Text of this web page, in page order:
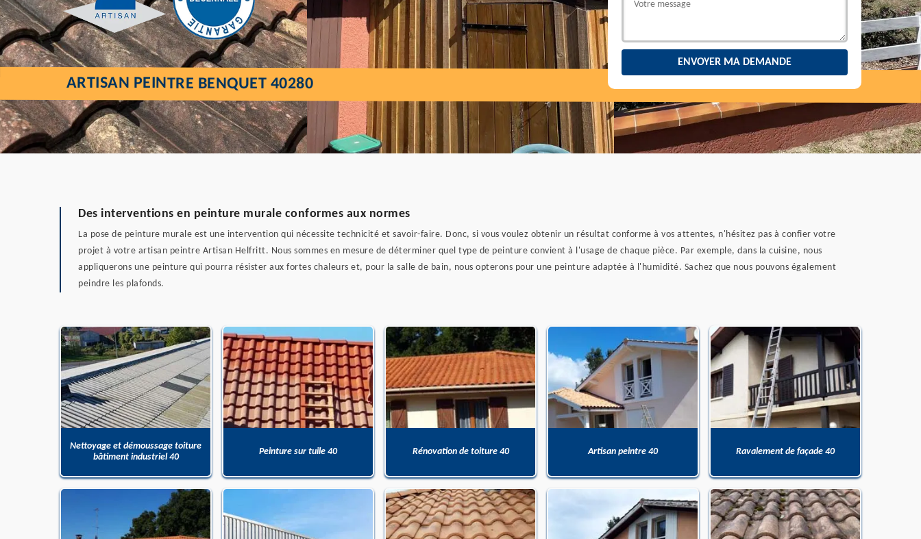
ARTISAN PEINTRE BENQUET 40280
Des interventions en peinture murale conformes aux normes
La pose de peinture murale est une intervention qui nécessite technicité et savoir-faire. Donc, si vous voulez obtenir un résultat conforme à vos attentes, n'hésitez pas à confier votre
projet à votre artisan peintre Artisan Helfritt. Nous sommes en mesure de déterminer quel type de peinture convient à l'usage de chaque pièce. Par exemple, dans la cuisine, nous
appliquerons une peinture qui pourra résister aux fortes chaleurs et, pour la salle de bain, nous opterons pour une peinture adaptée à l'humidité. Sachez que nous pouvons également
peindre les plafonds.
Nettoyage et démoussage toiture
bâtiment industriel 40
Peinture sur tuile 40 Rénovation de toiture 40 Artisan peintre 40 Ravalement de façade 40